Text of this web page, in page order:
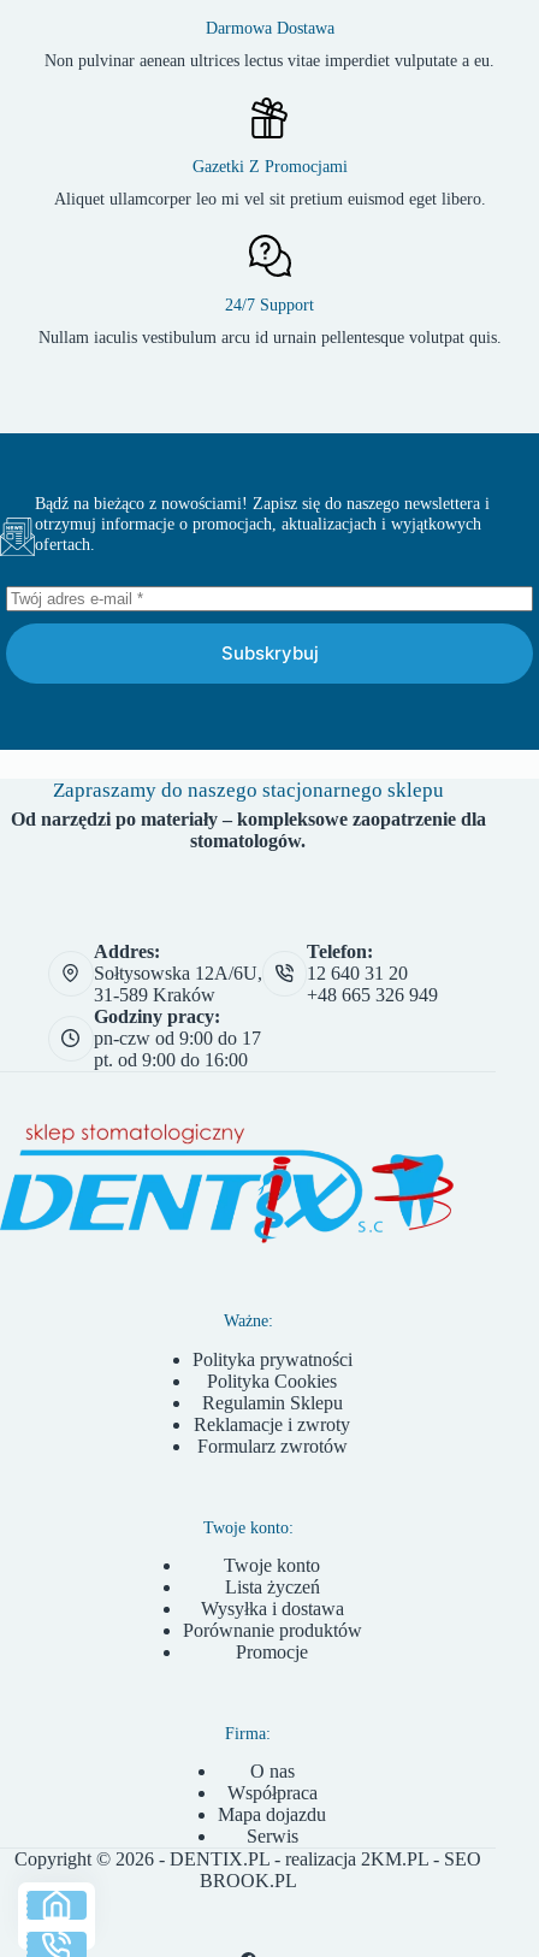
Darmowa Dostawa
Non pulvinar aenean ultrices lectus vitae imperdiet vulputate a eu.
Gazetki Z Promocjami
Aliquet ullamcorper leo mi vel sit pretium euismod eget libero.
24/7 Support
Nullam iaculis vestibulum arcu id urnain pellentesque volutpat quis.
Bądź na bieżąco z nowościami! Zapisz się do naszego newslettera i
otrzymuj informacje o promocjach, aktualizacjach i wyjątkowych
ofertach.
Subskrybuj
Zapraszamy do naszego stacjonarnego sklepu
Od narzędzi po materiały – kompleksowe zaopatrzenie dla
stomatologów.
Addres:
Sołtysowska 12A/6U,
31-589 Kraków
Telefon:
12 640 31 20
+48 665 326 949
Godziny pracy:
pn-czw od 9:00 do 17
pt. od 9:00 do 16:00
Ważne:
Polityka prywatności
Polityka Cookies
Regulamin Sklepu
Reklamacje i zwroty
Formularz zwrotów
Twoje konto:
Twoje konto
Lista życzeń
Wysyłka i dostawa
Porównanie produktów
Promocje
Firma:
O nas
Współpraca
Mapa dojazdu
Serwis
Copyright © 2026 - DENTIX.PL - realizacja 2KM.PL - SEO
BROOK.PL